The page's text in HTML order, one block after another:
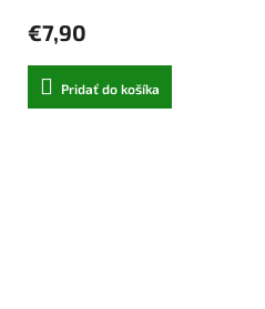
€7,90
Pridať do košíka